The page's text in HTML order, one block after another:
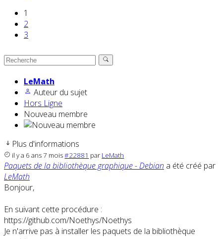
1
2
3
LeMath
Auteur du sujet
Hors Ligne
Nouveau membre
Plus d'informations
il y a 6 ans 7 mois#22881 par LeMath
Paquets de la bibliothèque graphique - Debian a été créé par
LeMath
Bonjour,
En suivant cette procédure :
https://github.com/Noethys/Noethys
Je n'arrive pas à installer les paquets de la bibliothèque